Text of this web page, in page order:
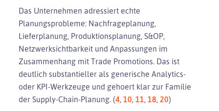
Das Unternehmen adressiert echte
Planungsprobleme: Nachfrageplanung,
Lieferplanung, Produktionsplanung, S&OP,
Netzwerksichtbarkeit und Anpassungen im
Zusammenhang mit Trade Promotions. Das ist
deutlich substantieller als generische Analytics-
oder KPI-Werkzeuge und gehoert klar zur Familie
der Supply-Chain-Planung. (4, 10, 11, 18, 20)